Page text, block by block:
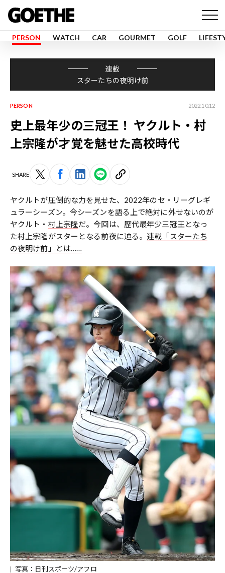
PERSON WATCH CAR GOURMET GOLF
連載
スターたちの夜明け前
PERSON 2022.10.12
史上最年少の三冠王！ ヤクルト・村
上宗隆が才覚を魅せた高校時代
SHARE
ヤクルトが圧倒的な力を見せた、2022年のセ・リーグレギ
ュラーシーズン。今シーズンを語る上で絶対に外せないのが
ヤクルト・ 村上宗隆だ。今回は、歴代最年少三冠王となっ
た村上宗隆がスターとなる前夜に迫る。 連載「スターたち
の夜明け前」とは……
写真：日刊スポーツ/アフロ